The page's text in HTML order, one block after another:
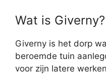
Wat is Giverny?
Giverny is het dorp
beroemde tuin
voor zijn latere